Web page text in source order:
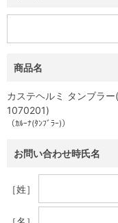
商品名
カステヘルミ タンブラ
1070201)
（ｶﾙｰﾅ(ﾀﾝﾌﾞﾗｰ)）
お問い合わせ時氏名
［姓］